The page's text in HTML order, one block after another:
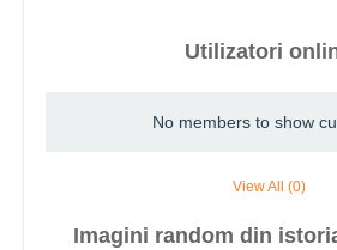
Utilizatori
No members to show
View All (0)
Imagini random din